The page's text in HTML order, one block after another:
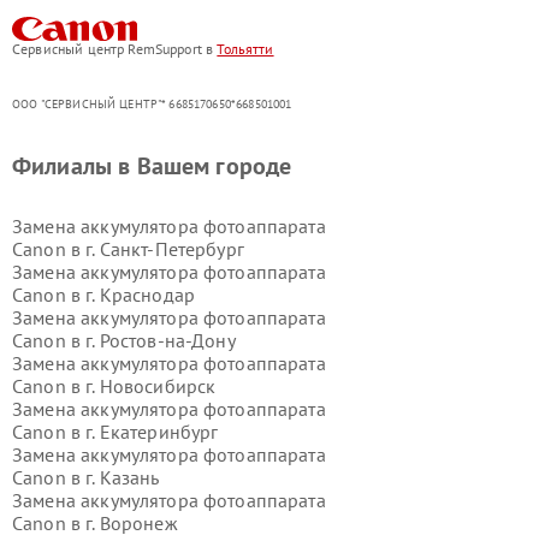
Сервисный центр RemSupport вТольятти
ООО "СЕРВИСНЫЙ ЦЕНТР"* 6685170650*668501001
Филиалы в Вашем городе
Замена аккумулятора фотоаппарата
Canon в г. Санкт-Петербург
Замена аккумулятора фотоаппарата
Canon в г. Краснодар
Замена аккумулятора фотоаппарата
Canon в г. Ростов-на-Дону
Замена аккумулятора фотоаппарата
Canon в г. Новосибирск
Замена аккумулятора фотоаппарата
Canon в г. Екатеринбург
Замена аккумулятора фотоаппарата
Canon в г. Казань
Замена аккумулятора фотоаппарата
Canon в г. Воронеж